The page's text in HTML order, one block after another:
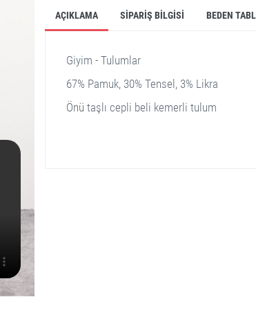
AÇIKLAMA SIPARIŞ BILGISI BEDEN
Giyim - Tulumlar
67% Pamuk, 30% Tensel, 3% Likra
Önü taşlı cepli beli kemerli tulum